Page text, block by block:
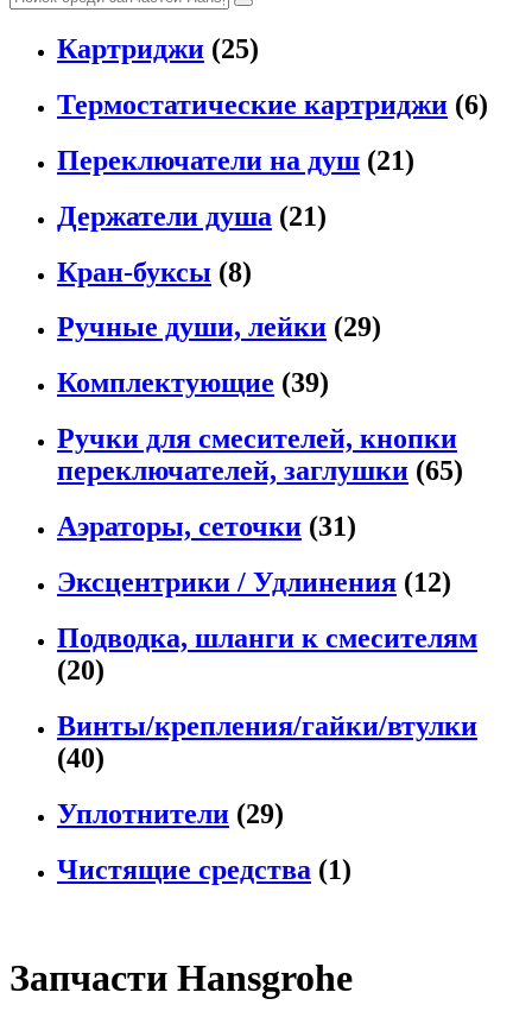
Картриджи (25)
Термостатические картриджи (6)
Переключатели на душ (21)
Держатели душа (21)
Кран-буксы (8)
Ручные души, лейки (29)
Комплектующие (39)
Ручки для смесителей, кнопки
переключателей, заглушки (65)
Аэраторы, сеточки (31)
Эксцентрики / Удлинения (12)
Подводка, шланги к смесителям
(20)
Винты/крепления/гайки/втулки
(40)
Уплотнители (29)
Чистящие средства (1)
Запчасти Hansgrohe